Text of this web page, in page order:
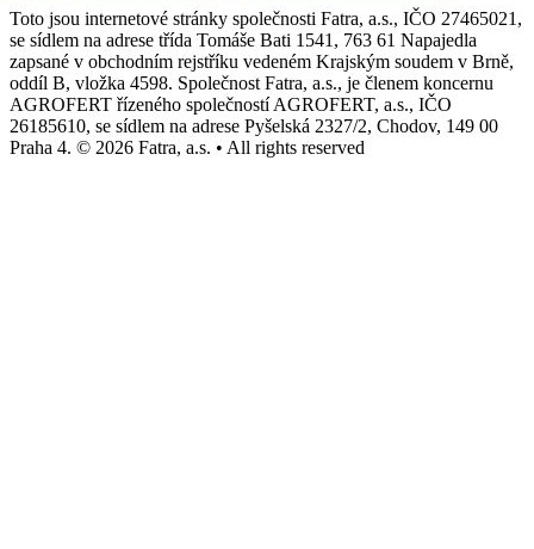
Toto jsou internetové stránky společnosti Fatra, a.s., IČO 27465021,
se sídlem na adrese třída Tomáše Bati 1541, 763 61 Napajedla
zapsané v obchodním rejstříku vedeném Krajským soudem v Brně,
oddíl B, vložka 4598. Společnost Fatra, a.s., je členem koncernu
AGROFERT řízeného společností AGROFERT, a.s., IČO
26185610, se sídlem na adrese Pyšelská 2327/2, Chodov, 149 00
Praha 4. © 2026 Fatra, a.s. • All rights reserved